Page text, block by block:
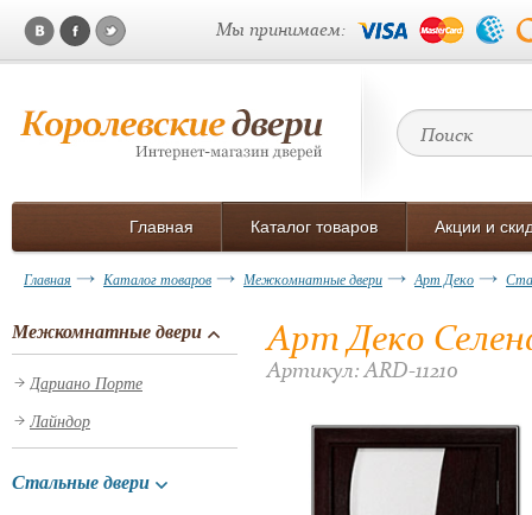
Мы принимаем:
Главная Каталог товаров Акции и
Главная Каталог товаров Межкомнатные двери Арт Деко
Межкомнатные двери
Дариано Порте
Лайндор
Стальные двери
Арт Деко
Артикул: ARD-11210